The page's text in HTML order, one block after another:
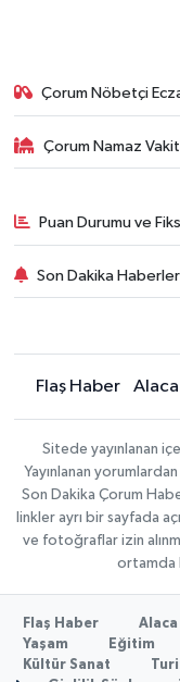
Çorum Nöbetçi
Çorum Namaz
Puan Durumu ve
Son Dakika
Flaş Haber Alaca
Sitede yayınlanan
Yayınlanan
Son Dakika Çorum
linkler ayrı bir sayfada
ve fotoğraflar izin
ortamda
Flaş Haber Alaca
Yaşam
Eğitim
Kültür Sanat